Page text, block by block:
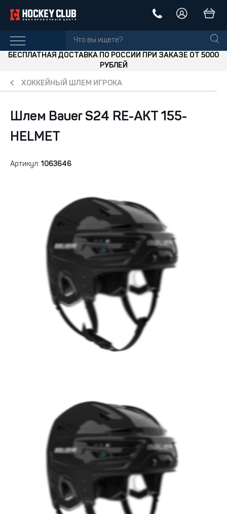
БЕСПЛАТНАЯ ДОСТАВКА ПО РОССИИ ПРИ ЗАКАЗЕ ОТ 5000
РУБЛЕЙ
ХОККЕЙНЫЙ ШЛЕМ ИГРОКА
Шлем Bauer S24 RE-AKT 155-
HELMET
Артикул: 1063646